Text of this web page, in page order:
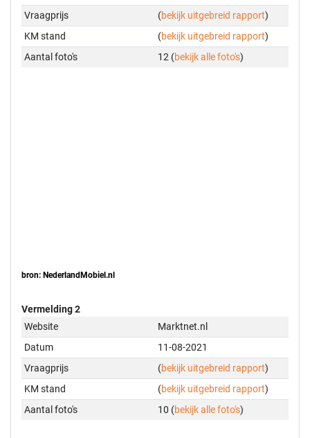
Vraagprijs
(bekijk uitgebreid rapport)
KM stand
(bekijk uitgebreid rapport)
Aantal foto's
12 (bekijk alle foto's)
bron: NederlandMobiel.nl
Vermelding 2
Website
Marktnet.nl
Datum
11-08-2021
Vraagprijs
(bekijk uitgebreid rapport)
KM stand
(bekijk uitgebreid rapport)
Aantal foto's
10 (bekijk alle foto's)